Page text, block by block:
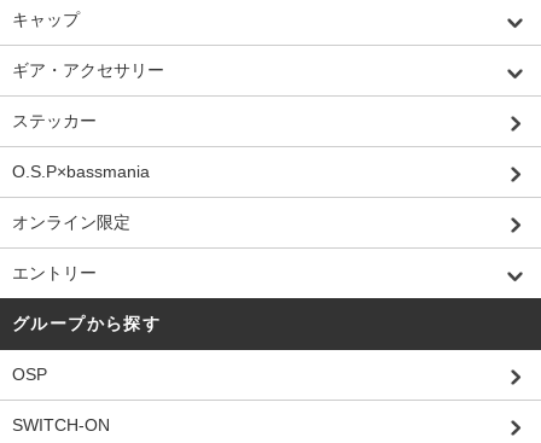
キャップ
ギア・アクセサリー
ステッカー
O.S.P×bassmania
オンライン限定
エントリー
グループから探す
OSP
SWITCH-ON